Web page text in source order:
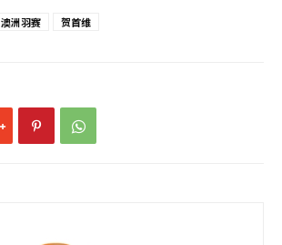
澳洲羽赛 贺首维